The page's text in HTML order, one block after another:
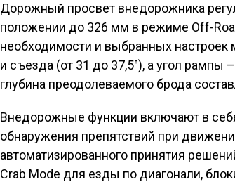
Дорожный просвет внедорожника
положении до 326 мм в режиме Off-
необходимости и выбранных настроек
и съезда (от 31 до 37,5°), а угол рампы
глубина преодолеваемого брода
Внедорожные функции включают в
обнаружения препятствий при
автоматизированного принятия
Crab Mode для езды по диагонали,